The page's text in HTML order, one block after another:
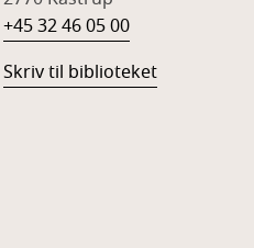
+45 32 46 05 00
Skriv til biblioteket